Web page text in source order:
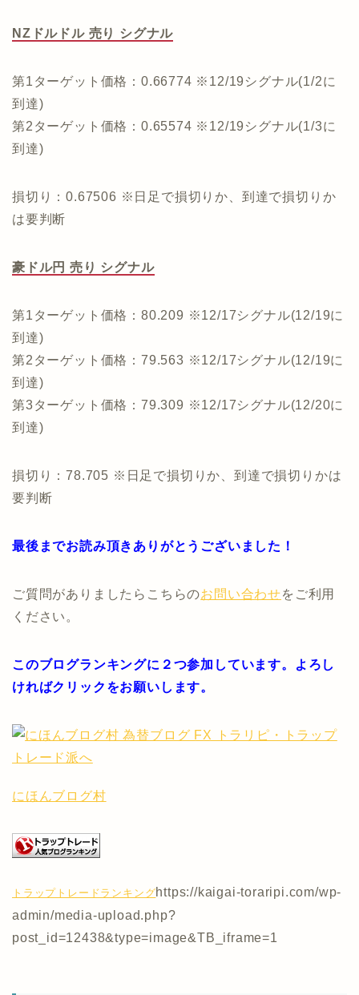
NZドルドル 売り シグナル
第1ターゲット価格：0.66774 ※12/19シグナル(1/2に
到達)
第2ターゲット価格：0.65574 ※12/19シグナル(1/3に
到達)
損切り：0.67506 ※日足で損切りか、到達で損切りか
は要判断
豪ドル円 売り シグナル
第1ターゲット価格：80.209 ※12/17シグナル(12/19に
到達)
第2ターゲット価格：79.563 ※12/17シグナル(12/19に
到達)
第3ターゲット価格：79.309 ※12/17シグナル(12/20に
到達)
損切り：78.705 ※日足で損切りか、到達で損切りかは
要判断
最後までお読み頂きありがとうございました！
ご質問がありましたらこちらのお問い合わせをご利用
ください。
このブログランキングに２つ参加しています。よろし
ければクリックをお願いします。
にほんブログ村
トラップトレードランキングhttps://kaigai-toraripi.com/wp-
admin/media-upload.php?
post_id=12438&type=image&TB_iframe=1